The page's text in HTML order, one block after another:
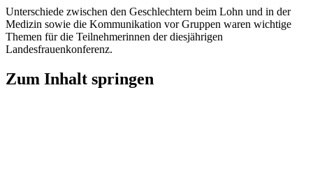
Unterschiede zwischen den Geschlechtern beim Lohn und in der
Medizin sowie die Kommunikation vor Gruppen waren wichtige
Themen für die Teilnehmerinnen der diesjährigen
Landesfrauenkonferenz.
Zum Inhalt springen